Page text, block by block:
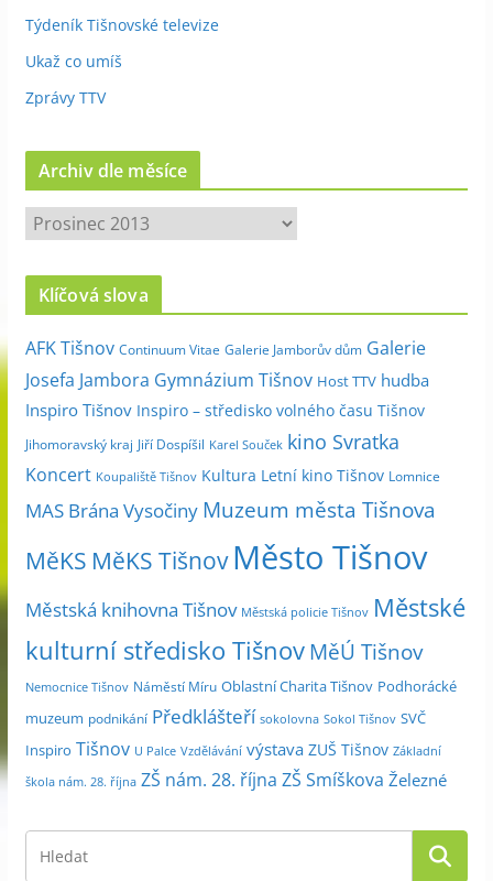
Týdeník Tišnovské televize
Ukaž co umíš
Zprávy TTV
Archiv dle měsíce
r
c
v
d
l
e
m
s
í
e
Klíčová slova
AFK Tišnov Continuum Vitae Galerie Jamborův dům Galerie
Josefa Jambora Gymnázium Tišnov Host TTV hudba
Inspiro Tišnov Inspiro – středisko volného času Tišnov
Jihomoravský kraj Jiří Dospíšil Karel Souček kino Svratka
Koncert Koupaliště Tišnov Kultura Letní kino Tišnov Lomnice
MAS Brána Vysočiny Muzeum města Tišnova
MěKS MěKS Tišnov Město Tišnov
Městská knihovna Tišnov Městská policie Tišnov Městské
kulturní středisko Tišnov MěÚ Tišnov
Nemocnice Tišnov Náměstí Míru Oblastní Charita Tišnov Podhorácké
muzeum podnikání Předklášteří sokolovna Sokol Tišnov SVČ
Inspiro Tišnov U Palce Vzdělávání výstava ZUŠ Tišnov Základní
škola nám. 28. října ZŠ nám. 28. října ZŠ Smíškova Železné